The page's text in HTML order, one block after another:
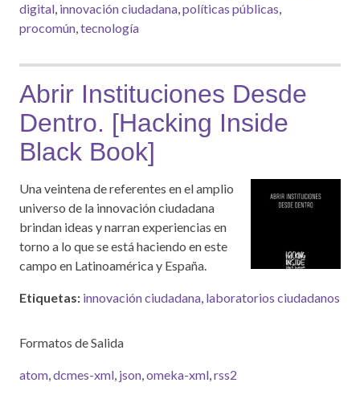
digital, innovación ciudadana,políticas públicas,
procomún,tecnología
Abrir Instituciones Desde
Dentro. [Hacking Inside
Black Book]
Una veintena de referentes en el amplio
universo de la innovación ciudadana
brindan ideas y narran experiencias en
torno a lo que se está haciendo en este
campo en Latinoamérica y España.
Etiquetas: innovación ciudadana, laboratorios ciudadanos
Formatos de Salida
atom,dcmes-xml, json,omeka-xml,rss2